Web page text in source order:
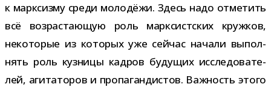
к марк­сизму среди моло­дёжи. Здесь надо отме­тить
всё воз­рас­та­ю­щую роль марк­сист­ских круж­ков,
неко­то­рые из кото­рых уже сей­час начали выпол­
нять роль куз­ницы кад­ров буду­щих иссле­до­ва­те­
лей, аги­та­то­ров и про­па­ган­ди­стов. Важность этого